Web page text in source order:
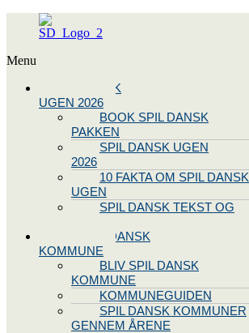
Menu
SPIL DANSK
UGEN 2026
BOOK SPIL DANSK
PAKKEN
SPIL DANSK UGEN
2026
10 FAKTA OM SPIL DANSK
UGEN
SPIL DANSK TEKST OG
BLIV SPIL DANSK
KOMMUNE
BLIV SPIL DANSK
KOMMUNE
KOMMUNEGUIDEN
SPIL DANSK KOMMUNER
GENNEM ÅRENE